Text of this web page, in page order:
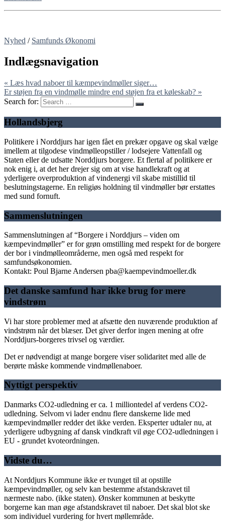
Nyhed / Samfunds Økonomi
Indlægsnavigation
« Læs hvad naboer til kæmpevindmøller siger…
Er støjen fra en vindmølle mindre end støjen fra et køleskab? »
Search for:
Hollandsbjerg
Politikere i Norddjurs har igen fået en prekær opgave og skal vælge
imellem at tilgodese vindmølleopstiller / lodsejere Vattenfall og
Staten eller de udsatte Norddjurs borgere. Et flertal af politikere er
nok enig i, at det her drejer sig om at vise handlekraft og at
yderligere overproduktion af vindenergi vil skabe mistillid til
beslutningstagerne. En religiøs holdning til vindmøller bør erstattes
med sund fornuft.
Sammenslutningen
Sammenslutningen af “Borgere i Norddjurs – viden om
kæmpevindmøller” er for grøn omstilling med respekt for de borgere
der bor i vindmølleområderne, men også med respekt for
samfundsøkonomien.
Kontakt: Poul Bjarne Andersen pba@kaempevindmoeller.dk
Det danske samfund har ikke brug for mere
vindstrøm
Vi har store problemer med at afsætte den nuværende produktion af
vindstrøm når det blæser. Det giver derfor ingen mening at ofre
Norddjurs-borgeres trivsel og værdier.
Det er nødvendigt at mange borgere viser solidaritet med alle de
berørte måske kommende vindmøllenaboer.
Nyttigt perspektiv
Danmarks CO2-udledning er ca. 1 milliontedel af verdens CO2-
udledning. Selvom vi lader endnu flere danskerne lide med
kæmpevindmøller redder det ikke verden. Eksperter udtaler nu, at
yderligere udbygning af dansk vindkraft vil øge CO2-udledningen i
EU - grundet kvoteordningen.
Vidste du…
At Norddjurs Kommune ikke er tvunget til at opstille
kæmpevindmøller, og selv kan bestemme afstandskravet til
nærmeste nabo. (ikke staten). Ønsker kommunen at beskytte
borgerne kan man øge afstandskravet til naboer. Det skal blot ske
som individuel vurdering for hvert møllemråde.